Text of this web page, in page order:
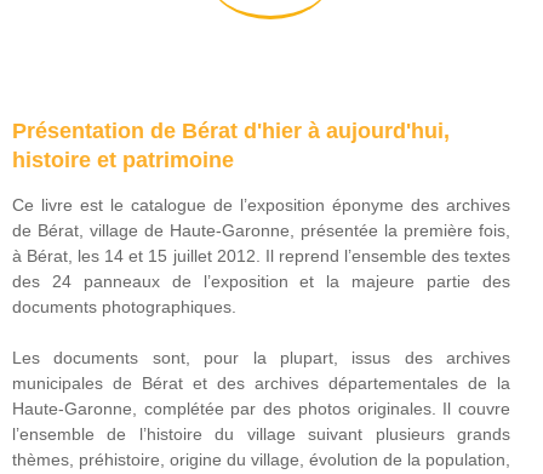
Présentation de Bérat d'hier à aujourd'hui,
histoire et patrimoine
Ce livre est le catalogue de l’exposition éponyme des archives
de Bérat, village de Haute-Garonne, présentée la première fois,
à Bérat, les 14 et 15 juillet 2012. Il reprend l’ensemble des textes
des 24 panneaux de l’exposition et la majeure partie des
documents photographiques.
Les documents sont, pour la plupart, issus des archives
municipales de Bérat et des archives départementales de la
Haute-Garonne, complétée par des photos originales. Il couvre
l’ensemble de l’histoire du village suivant plusieurs grands
thèmes, préhistoire, origine du village, évolution de la population,